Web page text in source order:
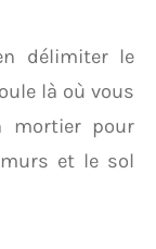
délimiter le
là où vous
mortier pour
et le sol